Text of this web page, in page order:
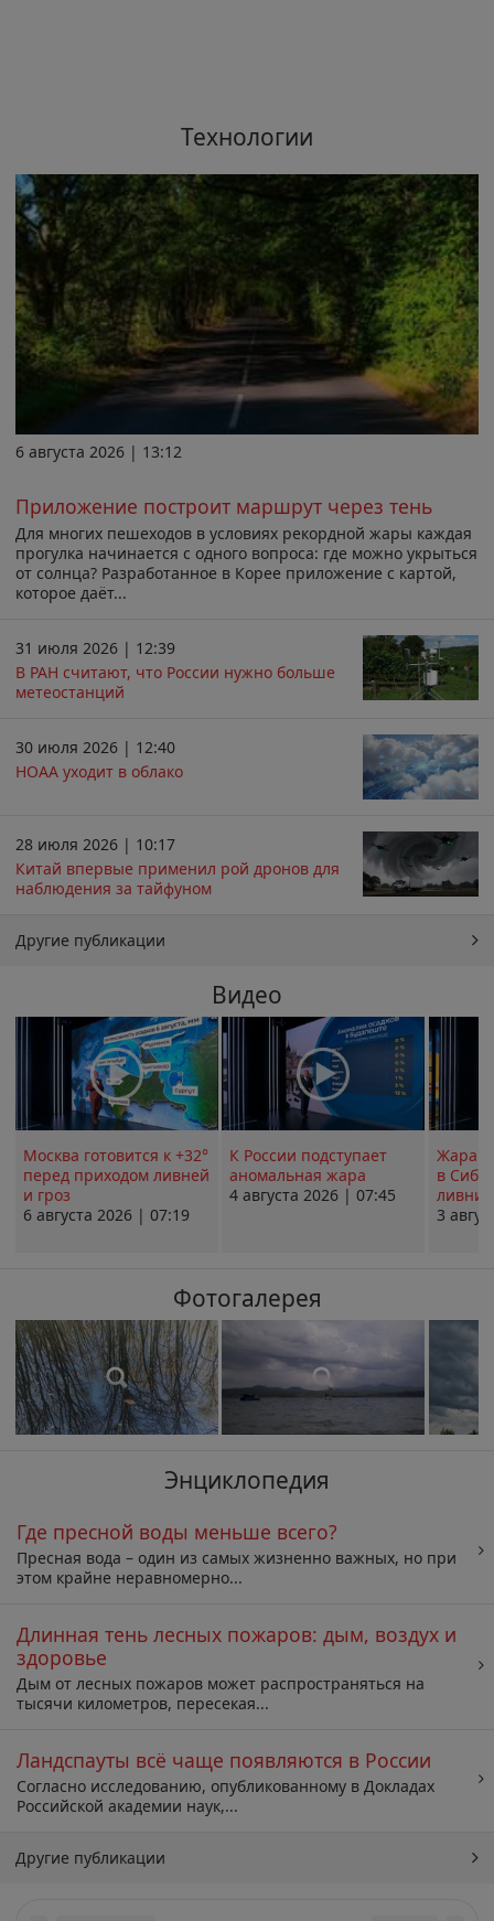
Технологии
6 августа 2026 | 13:12
Приложение построит маршрут через тень
Для многих пешеходов в условиях рекордной жары каждая
прогулка начинается с одного вопроса: где можно укрыться
от солнца? Разработанное в Корее приложение с картой,
которое даёт...
31 июля 2026 | 12:39
В РАН считают, что России нужно больше
метеостанций
30 июля 2026 | 12:40
НОАА уходит в облако
28 июля 2026 | 10:17
Китай впервые применил рой дронов для
наблюдения за тайфуном
Другие публикации
Видео
Москва готовится к +32°
перед приходом ливней
и гроз
6 августа 2026 | 07:19
К России подступает
аномальная жара
4 августа 2026 | 07:45
Жара в
в
ливни
3
Фотогалерея
Энциклопедия
Где пресной воды меньше всего?
Пресная вода – один из самых жизненно важных, но при
этом крайне неравномерно...
Длинная тень лесных пожаров: дым, воздух и
здоровье
Дым от лесных пожаров может распространяться на
тысячи километров, пересекая...
Ландспауты всё чаще появляются в России
Согласно исследованию, опубликованному в Докладах
Российской академии наук,...
Другие публикации